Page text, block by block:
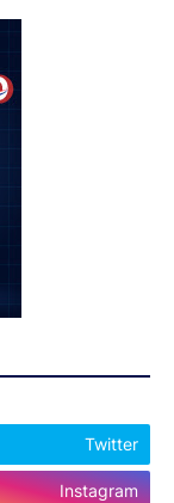
Twitter
Instagram